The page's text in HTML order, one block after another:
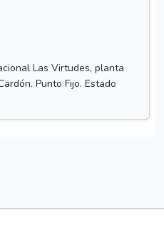
Las Virtudes, planta
Punto Fijo. Estado